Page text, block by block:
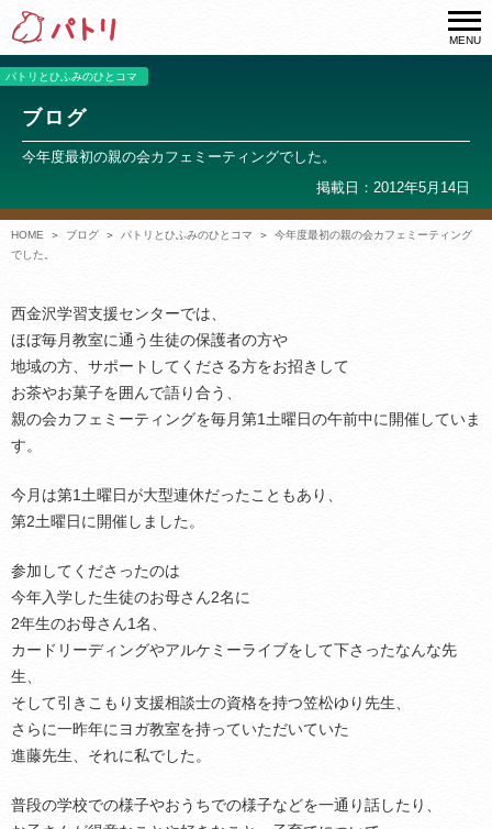
MENU
パトリとひふみのひとコマ
ブログ
今年度最初の親の会カフェミーティングでした。
掲載日：2012年5月14日
HOME ブログ パトリとひふみのひとコマ
今年度最初の親の会カフェミーティング
でした。
西金沢学習支援センターでは、
ほぼ毎月教室に通う生徒の保護者の方や
地域の方、サポートしてくださる方をお招きして
お茶やお菓子を囲んで語り合う、
親の会カフェミーティングを毎月第1土曜日の午前中に開催していま
す。
今月は第1土曜日が大型連休だったこともあり、
第2土曜日に開催しました。
参加してくださったのは
今年入学した生徒のお母さん2名に
2年生のお母さん1名、
カードリーディングやアルケミーライブをして下さったなんな先
生、
そして引きこもり支援相談士の資格を持つ笠松ゆり先生、
さらに一昨年にヨガ教室を持っていただいていた
進藤先生、それに私でした。
普段の学校での様子やおうちでの様子などを一通り話したり、